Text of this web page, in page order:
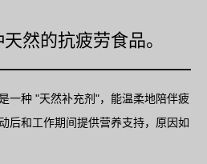
然的抗疲劳食品。
一种 "天然补充剂"，能温柔地陪伴疲
后和工作期间提供营养支持，原因如